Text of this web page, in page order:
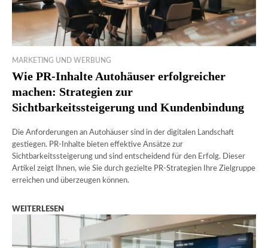
MARKETING UND WERBUNG
Wie PR-Inhalte Autohäuser erfolgreicher
machen: Strategien zur
Sichtbarkeitssteigerung und Kundenbindung
Die Anforderungen an Autohäuser sind in der digitalen Landschaft
gestiegen. PR-Inhalte bieten effektive Ansätze zur
Sichtbarkeitssteigerung und sind entscheidend für den Erfolg. Dieser
Artikel zeigt Ihnen, wie Sie durch gezielte PR-Strategien Ihre Zielgruppe
erreichen und überzeugen können.
WEITERLESEN